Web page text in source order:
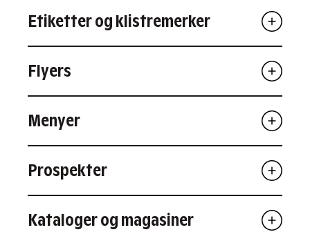
Etiketter og klistremerker
Flyers
Menyer
Prospekter
Kataloger og magasiner